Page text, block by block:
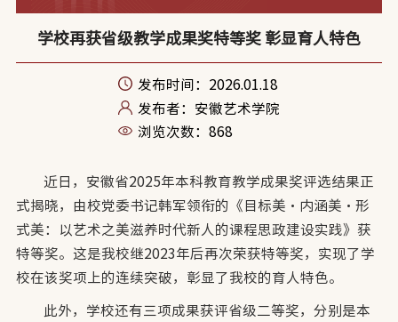
学校再获省级教学成果奖特等奖 彰显育人特色
发布时间：2026.01.18
发布者：安徽艺术学院
浏览次数：868
近日，安徽省2025年本科教育教学成果奖评选结果正
式揭晓，由校党委书记韩军领衔的《目标美·内涵美·形
式美：以艺术之美滋养时代新人的课程思政建设实践》获
特等奖。这是我校继2023年后再次荣获特等奖，实现了学
校在该奖项上的连续突破，彰显了我校的育人特色。
此外，学校还有三项成果获评省级二等奖，分别是本